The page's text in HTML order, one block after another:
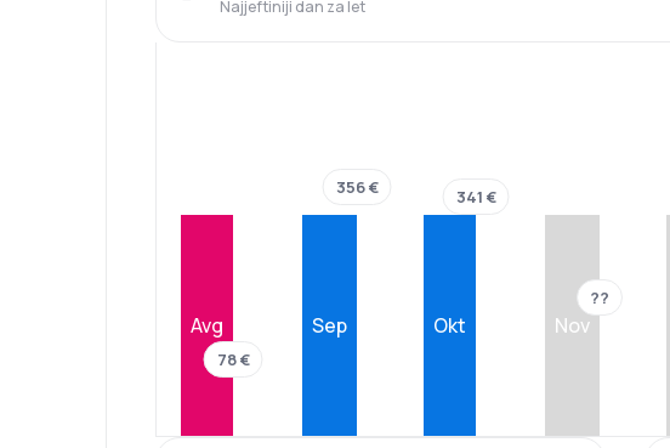
Najjeftiniji dan za let
Avg
78 €
Sep
356 €
Okt
341 €
Nov
??